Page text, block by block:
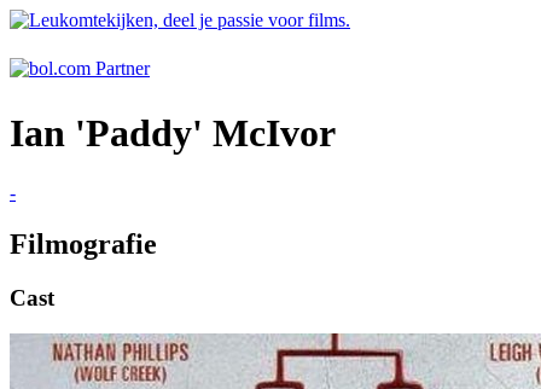
Ian 'Paddy' McIvor
-
Filmografie
Cast